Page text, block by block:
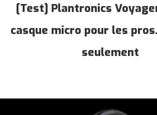
[Test] Plantronics
casque micro pour les
seulement